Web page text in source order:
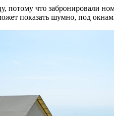
потому что забронировали
показать шумно, под